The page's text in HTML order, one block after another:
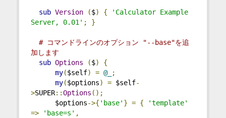
sub Version ($) {
'Calculator Example
Server, 0.01' ; }
# コマンドラインのオプション "--base"を追
加します
sub Options ($)
{
my($self) = @_
;
my($options) = $self-
>SUPER::Options ();
$options->{ 'base' } = {
'template'
=>
'base=s' ,